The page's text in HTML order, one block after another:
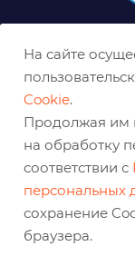
308009,
ул.
На сайте
Cookie.
Продолжая им
на обработку
соответствии с
персональных
сохранение
браузера.